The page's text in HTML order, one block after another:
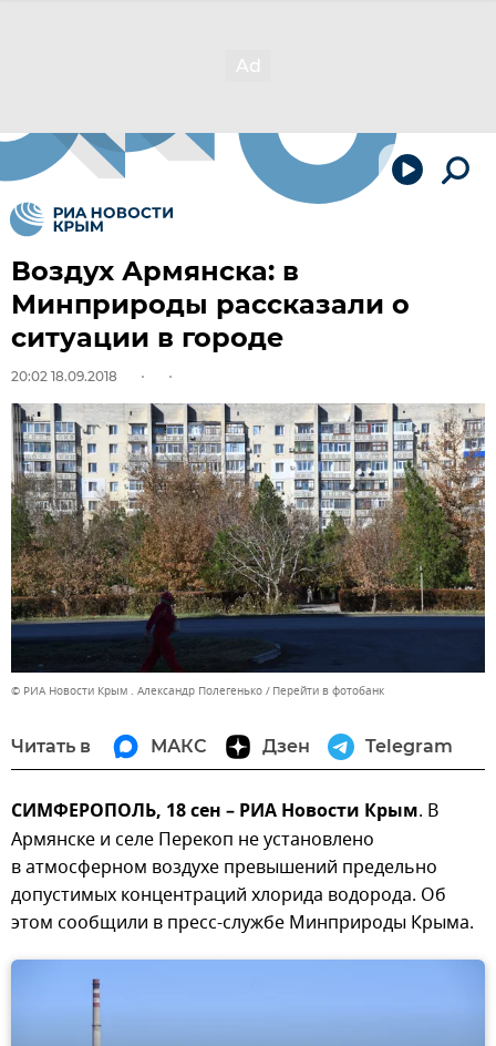
Воздух Армянска: в
Минприроды рассказали о
ситуации в городе
20:02 18.09.2018
© РИА Новости Крым . Александр Полегенько Перейти в фотобанк
Читать в МАКС Дзен Telegram
СИМФЕРОПОЛЬ, 18 сен – РИА Новости Крым. В
Армянске и селе Перекоп не установлено
в атмосферном воздухе превышений предельно
допустимых концентраций хлорида водорода. Об
этом сообщили в пресс-службе Минприроды Крыма.